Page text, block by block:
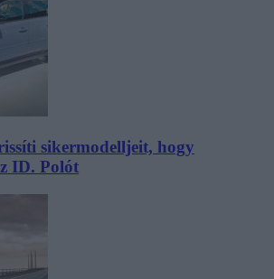
sikermodelljeit, hogy
ID. Polót